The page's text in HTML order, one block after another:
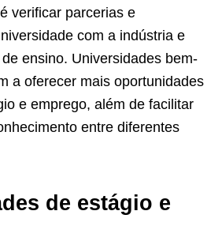
verificar parcerias e
com a indústria e
ensino. Universidades bem-
a oferecer mais oportunidades
e emprego, além de facilitar
entre diferentes
de estágio e